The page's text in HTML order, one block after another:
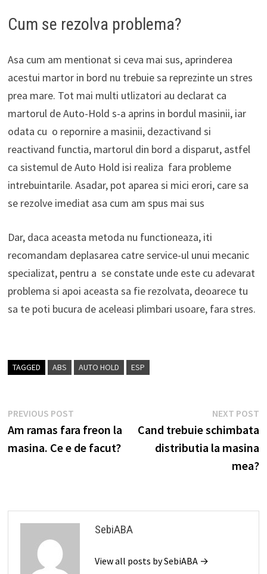
Cum se rezolva problema?
Asa cum am mentionat si ceva mai sus, aprinderea
acestui martor in bord nu trebuie sa reprezinte un stres
prea mare. Tot mai multi utlizatori au declarat ca
martorul de Auto-Hold s-a aprins in bordul masinii, iar
odata cu o repornire a masinii, dezactivand si
reactivand functia, martorul din bord a disparut, astfel
ca sistemul de Auto Hold isi realiza fara probleme
intrebuintarile. Asadar, pot aparea si mici erori, care sa
se rezolve imediat asa cum am spus mai sus
Dar, daca aceasta metoda nu functioneaza, iti
recomandam deplasarea catre service-ul unui mecanic
specializat, pentru a se constate unde este cu adevarat
problema si apoi aceasta sa fie rezolvata, deoarece tu
sa te poti bucura de aceleasi plimbari usoare, fara stres.
TAGGED ABS AUTO HOLD ESP
Navigare
în
PREVIOUS POSTPrevious
post:
Am ramas fara freon la
masina. Ce e de facut?
NEXT POST
Cand trebuie schimbata
distributia la masina
mea?
SebiABA
View all posts by SebiABA →